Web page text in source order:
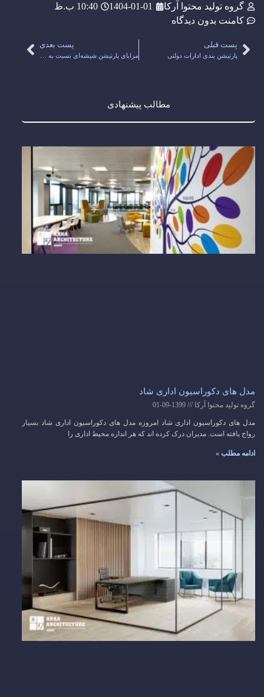
گروه تولید محتوا آرکا 1404-01-01
10:40 ب.ظ
کامنت بدون دیدگاه
پست قبلی
پارتیشن بندی ادارات دولتی
پست بعدی
مطالب پیشنهادی
مدل های دکوراسیون اداری شاد
گروه تولید محتوا آرکا
مدل های دکوراسیون اداری شاد امروزه مدل های دکوراسیون اداری شاد بسیار
رواج یافته است. مدیران درک کرده اند که هر اندازه محیط اداری را
ادامه مطلب »